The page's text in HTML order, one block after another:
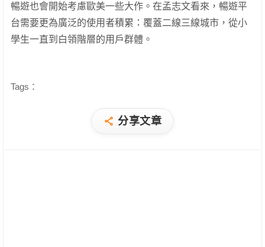
暢遊也會開始考慮歐美一些大作。在孟志文看來，暢遊平
台需要更為廣泛的使用者積累：覆蓋二線三線城市，從小
學生一直到白領階層的用戶群體。
Tags：
分享文章